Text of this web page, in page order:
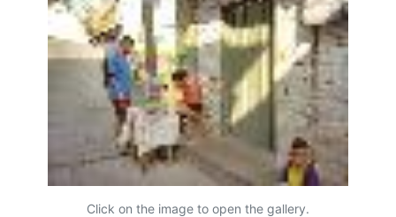
Click on the image to open the gallery.